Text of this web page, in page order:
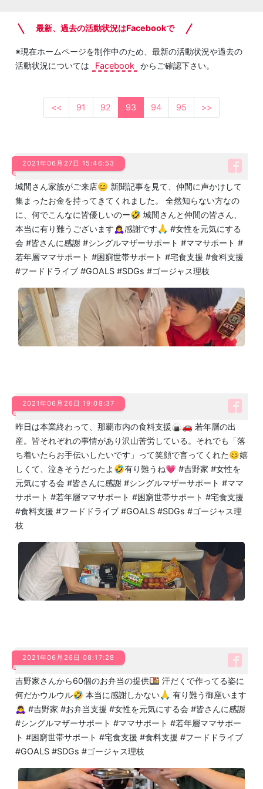
最新、過去の活動状況はFacebookで
※現在ホームページを制作中のため、最新の活動状況や過去の
活動状況については
Facebook からご確認下さい。
<< 91 92 93 94 95 >>
2021年06月27日 15:46:53
城間さん家族がご来店😊 新聞記事を見て、仲間に声かけして
集まったお金を持ってきてくれました。 全然知らない方なの
に、何でこんなに皆優しいのー🤣 城間さんと仲間の皆さん、
本当に有り難うございます🙇‍♀️感謝です🙏 #女性を元気にする
会 #皆さんに感謝 #シングルマザーサポート #ママサポート #
若年層ママサポート #困窮世帯サポート #宅食支援 #食料支援
#フードドライブ #GOALS #SDGs #ゴージャス理枝
2021年06月26日 19:08:37
昨日は本業終わって、那覇市内の食料支援🍙🚗 若年層の出
産。皆それぞれの事情があり沢山苦労している。それでも「落
ち着いたらお手伝いしたいです」って笑顔で言ってくれた😊嬉
しくて、泣きそうだったよ🤣有り難うね💗 #吉野家 #女性を
元気にする会 #皆さんに感謝 #シングルマザーサポート #ママ
サポート #若年層ママサポート #困窮世帯サポート #宅食支援
#食料支援 #フードドライブ #GOALS #SDGs #ゴージャス理
枝
2021年06月26日 08:17:28
吉野家さんから60個のお弁当の提供🍱 汗だくで作ってる姿に
何だかウルウル🤣 本当に感謝しかない🙏 有り難う御座います
🙇‍♀️ #吉野家 #お弁当支援 #女性を元気にする会 #皆さんに感謝
#シングルマザーサポート #ママサポート #若年層ママサポー
ト #困窮世帯サポート #宅食支援 #食料支援 #フードドライブ
#GOALS #SDGs #ゴージャス理枝